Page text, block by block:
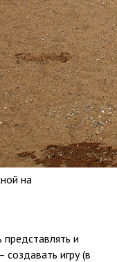
на
и
игру (в